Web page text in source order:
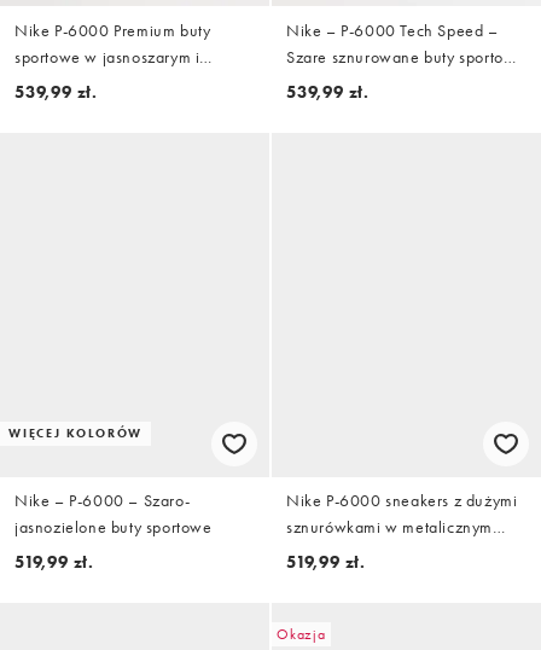
Nike P-6000 Premium buty
sportowe w jasnoszarym i
zielonym
539,99 zł.
Nike – P-6000 Tech Speed –
Szare sznurowane buty sportowe
z detalami w różnych kolorach
539,99 zł.
WIĘCEJ KOLORÓW
Nike – P-6000 – Szaro-
jasnozielone buty sportowe
519,99 zł.
Nike P-6000 sneakers z dużymi
sznurówkami w metalicznym
czarnym
519,99 zł.
Okazja